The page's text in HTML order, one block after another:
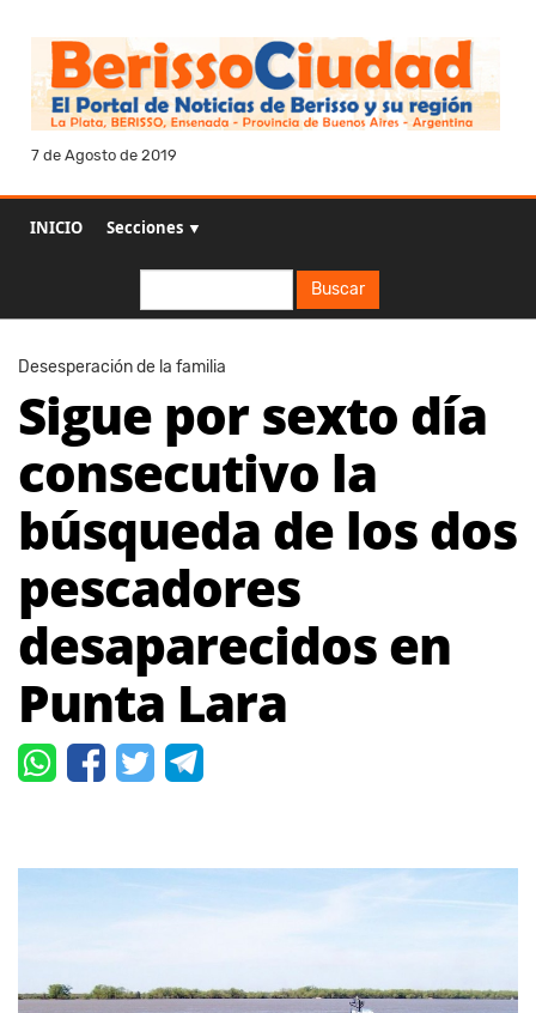
7 de Agosto de 2019
INICIO Secciones ▼
Buscar
Desesperación de la familia
Sigue por sexto día
consecutivo la
búsqueda de los dos
pescadores
desaparecidos en
Punta Lara